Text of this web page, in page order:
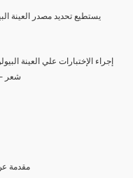
(6) يستطيع تحديد مصدر
شعر
1- مقدمة